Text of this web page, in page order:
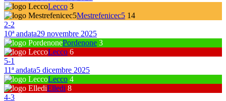
Lecco 3
Mestrefenicec5 14
2-2
10ª andata29 novembre 2025
Pordenone 3
Lecco 6
5-1
11ª andata5 dicembre 2025
Lecco 4
Elledi 8
4-3